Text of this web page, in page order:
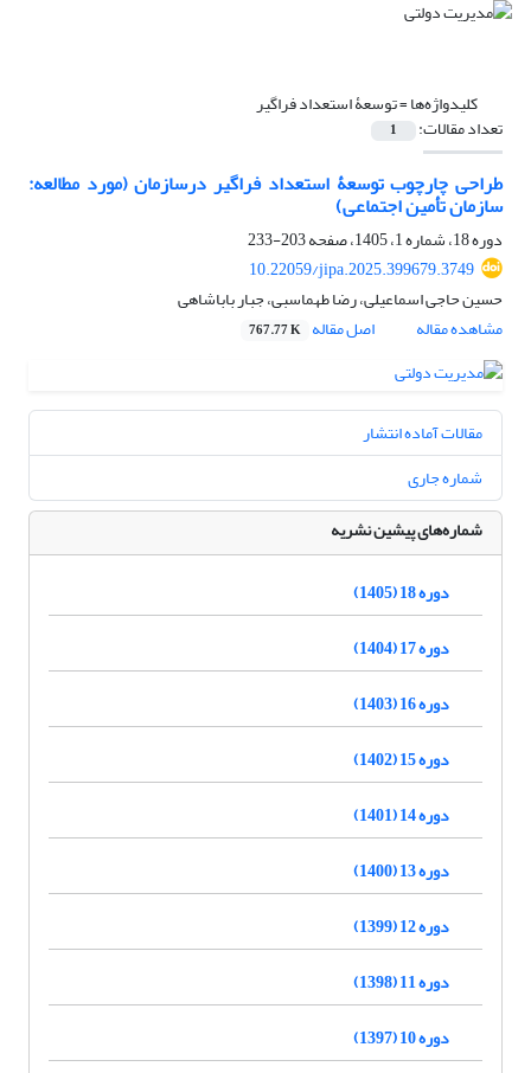
کلیدواژه‌ها =توسعۀ استعداد فراگیر
تعداد مقالات: 1
طراحی چارچوب توسعۀ استعداد فراگیر درسازمان (مورد مطالعه:
سازمان تأمین اجتماعی)
دوره 18، شماره 1، 1405، صفحه
203-233
10.22059/jipa.2025.399679.3749
حسین حاجی اسماعیلی، رضا طهماسبی، جبار باباشاهی
مشاهده مقاله
اصل مقاله 767.77 K
مقالات آماده انتشار
شماره جاری
شماره‌های پیشین نشریه
دوره 18 (1405)
دوره 17 (1404)
دوره 16 (1403)
دوره 15 (1402)
دوره 14 (1401)
دوره 13 (1400)
دوره 12 (1399)
دوره 11 (1398)
دوره 10 (1397)